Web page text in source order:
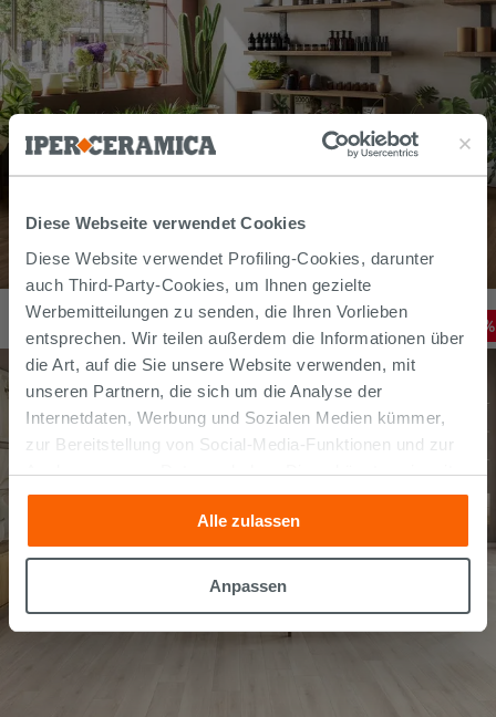
Diese Webseite verwendet Cookies
Diese Website verwendet Profiling-Cookies, darunter
auch Third-Party-Cookies, um Ihnen gezielte
Werbemitteilungen zu senden, die Ihren Vorlieben
entsprechen. Wir teilen außerdem die Informationen über
die Art, auf die Sie unsere Website verwenden, mit
unseren Partnern, die sich um die Analyse der
Internetdaten, Werbung und Sozialen Medien kümmer,
zur Bereitstellung von Social-Media-Funktionen und zur
Analyse unseres Datenverkehrs. Diese könnten sie mit
anderen Informationen, die Sie ihnen geliefert haben oder
die sie aufgrund Ihrer Verwendung ihrer Dienste
gesammelt haben, kombinieren. Falls Sie mehr wissen
möchten oder Ihre Zustimmung zu allen oder einigen
Zustimmung kann durch Klicken auf die Schaltfläche
Alle zulassen
Anpassen
Fliese River Brown 15x90 Feinsteinzeug Eichenholzoptik braun
28,79€ /M2 35,99 € ,00%